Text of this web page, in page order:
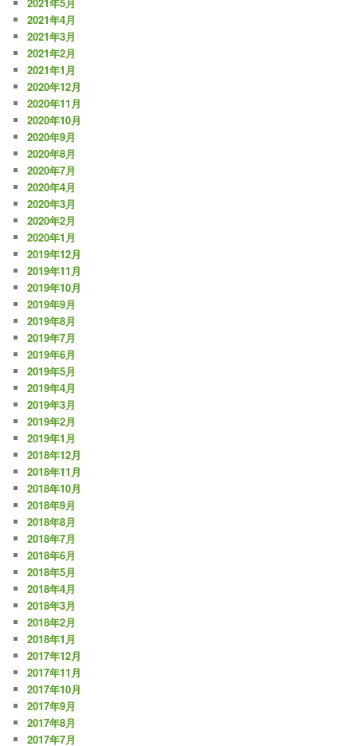
2021年4月
2021年3月
2021年2月
2021年1月
2020年12月
2020年11月
2020年10月
2020年9月
2020年8月
2020年7月
2020年4月
2020年3月
2020年2月
2020年1月
2019年12月
2019年11月
2019年10月
2019年9月
2019年8月
2019年7月
2019年6月
2019年5月
2019年4月
2019年3月
2019年2月
2019年1月
2018年12月
2018年11月
2018年10月
2018年9月
2018年8月
2018年7月
2018年6月
2018年5月
2018年4月
2018年3月
2018年2月
2018年1月
2017年12月
2017年11月
2017年10月
2017年9月
2017年8月
2017年7月